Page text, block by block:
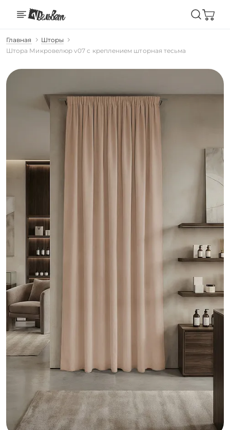
Главная
Шторы
Штора Микровелюр v07 с креплением шторная тесьма